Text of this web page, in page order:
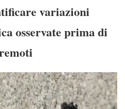
variazioni
osservate prima di